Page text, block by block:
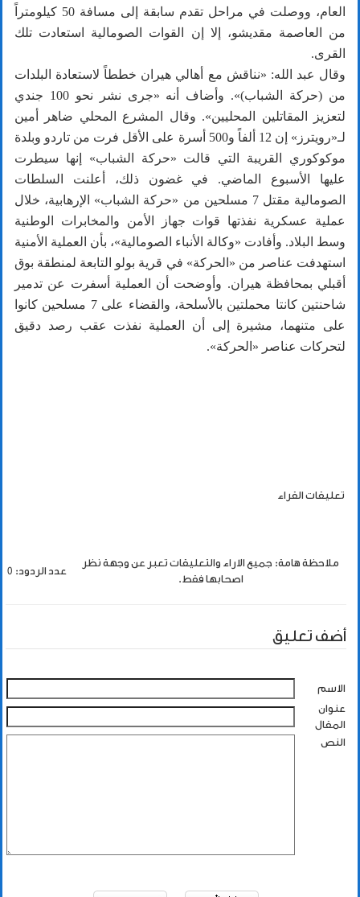
العام، ووصلت في مراحل تقدم سابقة إلى مسافة 50 كيلومتراً
من العاصمة مقديشو، إلا إن القوات الصومالية استعادت تلك
القرى.
وقال عبد الله: «نناقش مع أهالي هيران خططاً لاستعادة البلدات
من (حركة الشباب)». وأضاف أنه «جرى نشر نحو 100 جندي
لتعزيز المقاتلين المحليين». وقال المشرع المحلي ضاهر أمين
لـ«رويترز» إن 12 ألفاً و500 أسرة على الأقل فرت من تاردو وبلدة
موكوكوري القريبة التي قالت «حركة الشباب» إنها سيطرت
عليها الأسبوع الماضي. في غضون ذلك، أعلنت السلطات
الصومالية مقتل 7 مسلحين من «حركة الشباب» الإرهابية، خلال
عملية عسكرية نفذتها قوات جهاز الأمن والمخابرات الوطنية
وسط البلاد. وأفادت «وكالة الأنباء الصومالية»، بأن العملية الأمنية
استهدفت عناصر من «الحركة» في قرية بولو التابعة لمنطقة بوق
أقبلي بمحافظة هيران. وأوضحت أن العملية أسفرت عن تدمير
شاحنتين كانتا محملتين بالأسلحة، والقضاء على 7 مسلحين كانوا
على متنهما، مشيرة إلى أن العملية نفذت عقب رصد دقيق
لتحركات عناصر «الحركة».
تعليقات القراء
ملاحظة هامة: جميع الاراء والتعليقات تعبر عن وجهة نظر
اصحابها فقط.
عدد الردود: 0
أضف تعليق
الاسم
عنوان
المقال
النص